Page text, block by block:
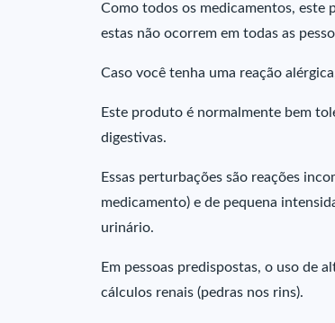
Como todos os medicamentos, este
estas não ocorrem em todas as
Caso você tenha uma reação
Este produto é normalmente bem
digestivas.
Essas perturbações são reações
medicamento) e de pequena
urinário.
Em pessoas predispostas, o uso de
cálculos renais (pedras nos rins).